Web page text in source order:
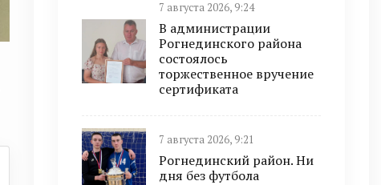
7 августа 2026, 9:24
В администрации
Рогнединского района
состоялось
торжественное вручение
сертификата
7 августа 2026, 9:21
Рогнединский район. Ни
дня без футбола